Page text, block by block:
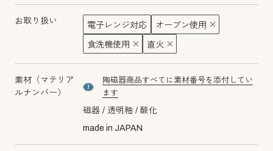
お取り扱い 電子レンジ対応 オーブン使用
食洗機使用 直火
素材（マテリア
ルナンバー）
material number7
陶磁器商品すべてに素材番号を添付してい
ます
磁器 透明釉
酸化
made in JAPAN